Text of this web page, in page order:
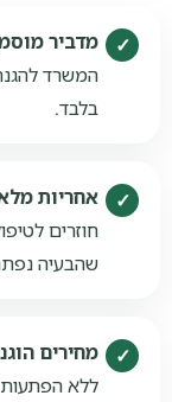
מדביר
המשרד
בלבד.
אחריות
חוזרים
שהבעיה
מחירים
ללא